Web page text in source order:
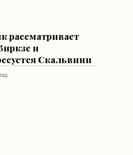
рассматривает
и
Скальвини